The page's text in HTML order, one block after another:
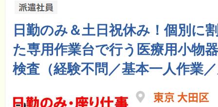
日勤のみ＆土日祝休み！個別に
た専用作業台で行う医療用小物
検査（経験不問／基本一人作業
東京 大田区